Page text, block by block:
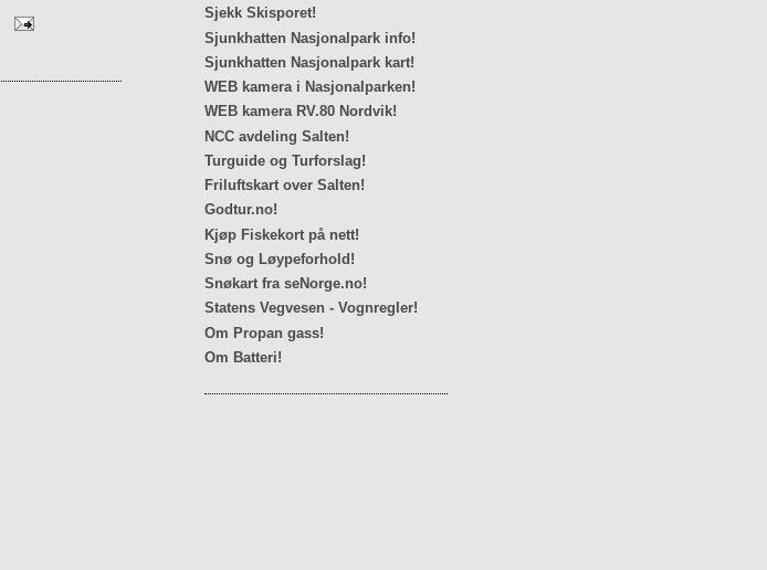
Sjekk Skisporet!
Sjunkhatten Nasjonalpark info!
Sjunkhatten Nasjonalpark kart!
WEB kamera i Nasjonalparken!
WEB kamera RV.80 Nordvik!
NCC avdeling Salten!
Turguide og Turforslag!
Friluftskart over Salten!
Godtur.no!
Kjøp Fiskekort på nett!
Snø og Løypeforhold!
Snøkart fra seNorge.no!
Statens Vegvesen - Vognregler!
Om Propan gass!
Om Batteri!